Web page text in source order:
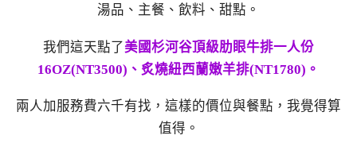
湯品、主餐、飲料、甜點。
我們這天點了美國杉河谷頂級肋眼牛排一人份
16OZ(NT3500)、炙燒紐西蘭嫩羊排(NT1780)。
兩人加服務費六千有找，這樣的價位與餐點，我覺得算
值得。